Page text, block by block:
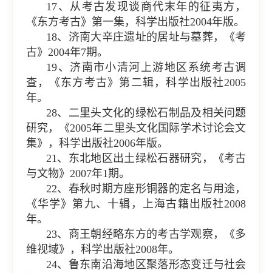
17、从考古发现谈商代末年的征夷方，
《东方考古》第一集，科学出版社2004年版。
18、济南大辛庄遗址的居址与墓葬，《考
古》2004年7期。
19、济南市小清河上游地区系统考古调
查，《东方考古》第二辑，科学出版社2005
年。
28、二里头文化的绿松石制品及相关问题
研究，《2005年二里头文化国际学术讨论会文
集》，科学出版社2006年版。
21、东北地区出土绿松石器研究，《考古
与文物》2007年1期。
22、春秋时期方座形铜器的定名与用途，
《华学》第九、十辑，上海古籍出版社2008
年。
23、商王朝经略东方的考古学观察，《多
维视域》，科学出版社2008年。
24、鲁东南沿海地区聚落形态变迁与社会